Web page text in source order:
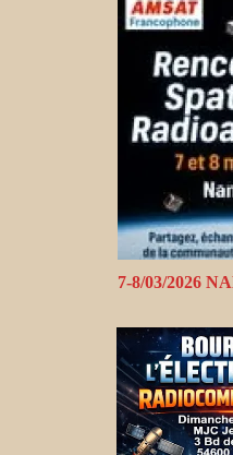
7-8/03/2026